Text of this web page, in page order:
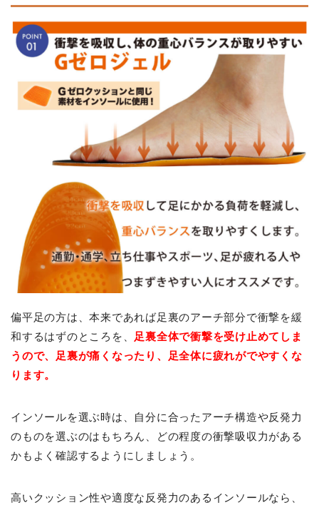
偏平足の方は、本来であれば足裏のアーチ部分で衝撃を緩
和するはずのところを、 足裏全体で衝撃を受け止めてしま
うので、足裏が痛くなったり、足全体に疲れがでやすくな
ります。
インソールを選ぶ時は、自分に合ったアーチ構造や反発力
のものを選ぶのはもちろん、どの程度の衝撃吸収力がある
かもよく確認するようにしましょう。
高いクッション性や適度な反発力のあるインソールなら、